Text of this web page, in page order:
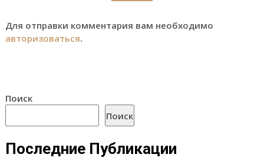
Для отправки комментария вам необходимо
авторизоваться.
Поиск
Поиск
Последние Публикации